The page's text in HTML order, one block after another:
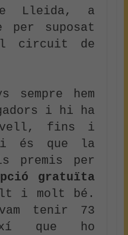
Lleida, a
suposat
circuit de
sempre hem
i hi ha
fins i
i és que la
premis per
gratuïta
i molt bé.
tenir 73
que ho